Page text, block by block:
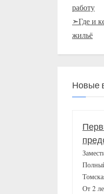
работу
➣Где и
жильё
Новые
От 2